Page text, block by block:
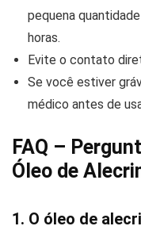
pequena
horas.
Evite o contato
Se você estiver
médico antes de
FAQ –
Óleo de
1. O óleo de